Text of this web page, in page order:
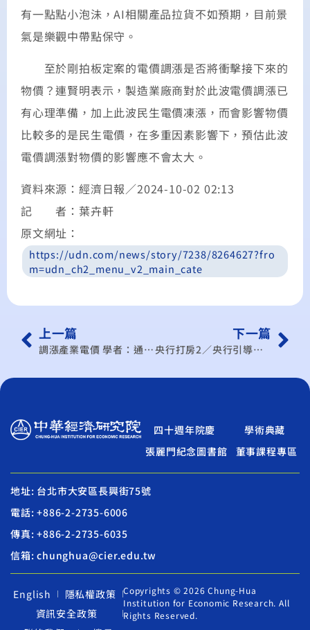
有一點點小泡沬，AI相關產品拉貨不如預期，目前景
氣是樂觀中帶點保守。
至於剛拍板定案的電價調漲是否將衝擊接下來的
物價？連賢明表示，製造業廠商對於此波電價調漲已
有心理準備，加上此波民生電價凍漲，而會影響物價
比較多的是民生電價，在多重因素影響下，預估此波
電價調漲對物價的影響應不會太大。
資料來源：經濟日報／2024-10-02 02:13
記 者：葉卉軒
原文網址：
https://udn.com/news/story/7238/8264627?fro
m=udn_ch2_menu_v2_main_cate
上一篇
調漲產業電價 學者：通膨預期心理恐上升
下一篇
央行打房2／央行引導房市軟著陸 2因素解讀房價不會跌
四十週年院慶
學術典藏
張麗門紀念圖書館
董事課程專區
地址: 台北市大安區長興街75號
電話: +886-2-2735-6006
傳真: +886-2-2735-6035
信箱: chunghua@cier.edu.tw
English
隱私權政策
資訊安全政策
Copyrights © 2026 Chung-Hua
Institution for Economic Research. All
Rights Reserved.